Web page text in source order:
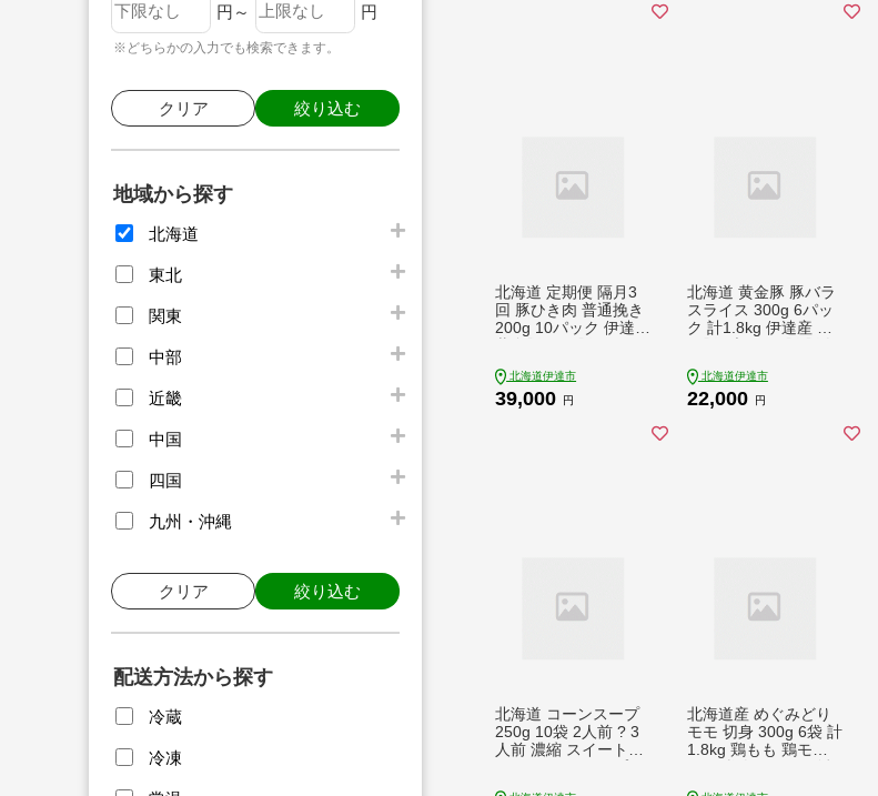
円～ 円
※どちらかの入力でも検索できます。
クリア 絞り込む
地域から探す
北海道
東北
関東
中部
近畿
中国
四国
九州・沖縄
クリア 絞り込む
配送方法から探す
冷蔵
冷凍
北海道 定期便 隔月3
回 豚ひき肉 普通挽き
200g 10パック 伊達産
ハンバーグ 餃子 そぼ
ろ 大矢 オオヤミート
北海道伊達市
39,000 円
北海道 黄金豚 豚バラ
スライス 300g 6パッ
ク 計1.8kg 伊達産 三
料理 鍋料理 炒め物 大
矢 オオヤミート 冷凍
北海道伊達市
22,000 円
北海道 コーンスープ
250g 10袋 2人前 ? 3
人前 濃縮 スイートコ
北海道産 めぐみどり
モモ 切身 300g 6袋 計
1.8kg 鶏もも 鶏モモ